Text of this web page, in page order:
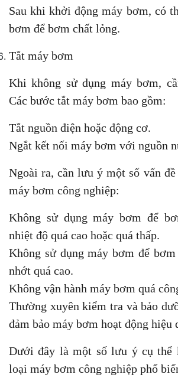
Sau khi khởi động máy bơm, có
bơm để bơm chất lỏng.
Tắt máy bơm
Khi không sử dụng máy bơm,
Các bước tắt máy bơm bao gồm:
Tắt nguồn điện hoặc động cơ.
Ngắt kết nối máy bơm với nguồn
Ngoài ra, cần lưu ý một số vấn
máy bơm công nghiệp:
Không sử dụng máy bơm để
nhiệt độ quá cao hoặc quá thấp.
Không sử dụng máy bơm để
nhớt quá cao.
Không vận hành máy bơm quá
Thường xuyên kiểm tra và bảo
đảm bảo máy bơm hoạt động hiệu
Dưới đây là một số lưu ý cụ thể
loại máy bơm công nghiệp phổ